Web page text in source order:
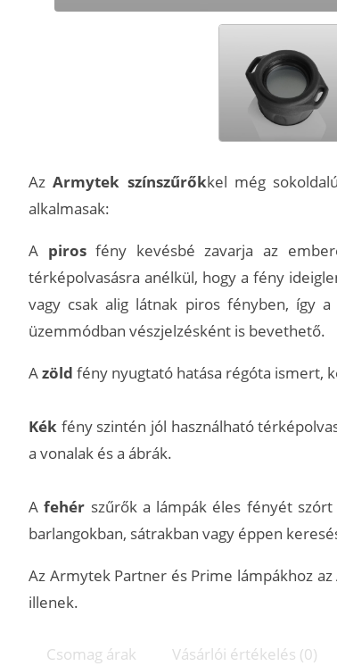
AzArmytek színszűrőkkel még
alkalmasak:
A pirosfény kevésbé zavarja az
térképolvasásra anélkül, hogy a fény
vagy csak alig látnak piros fényben, így a
üzemmódban vészjelzésként is bevethető.
Azöld fény nyugtató hatása régóta ismert,
Kék fény szintén jól használható
a vonalak és a ábrák.
Afehér szűrők a lámpák éles fényét
barlangokban, sátrakban vagy éppen
Az Armytek Partner és Prime lámpákhoz az
illenek.
Csomag árak Vásárlói értékelés (0)